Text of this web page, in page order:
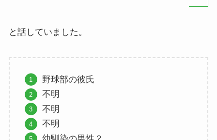
と話していました。
野球部の彼氏
不明
不明
不明